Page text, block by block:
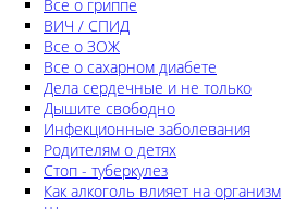
Все о гриппе
ВИЧ / СПИД
Все о ЗОЖ
Все о сахарном диабете
Дела сердечные и не только
Дышите свободно
Инфекционные заболевания
Родителям о детях
Стоп - туберкулез
Как алкоголь влияет на организм